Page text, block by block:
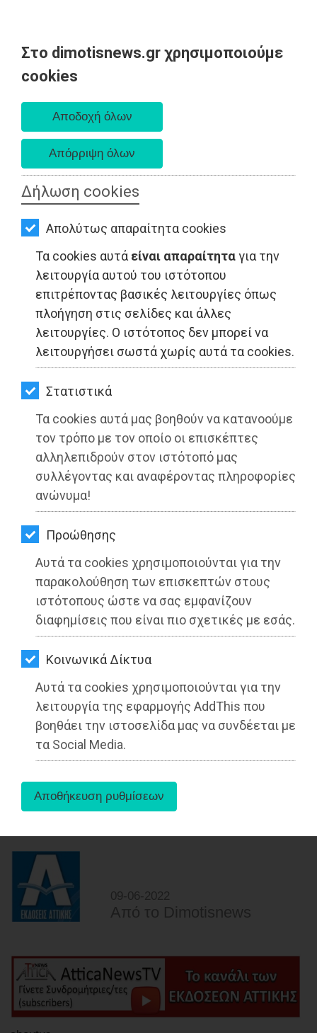
Στο dimotisnews.gr χρησιμοποιούμε
cookies
Δήλωση cookies
Απολύτως απαραίτητα cookies
Τα cookies αυτά είναι απαραίτηταγια την
λειτουργία αυτού του ιστότοπου
επιτρέποντας βασικές λειτουργίες όπως
πλοήγηση στις σελίδες και άλλες
λειτουργίες. Ο ιστότοπος δεν μπορεί να
λειτουργήσει σωστά χωρίς αυτά τα cookies.
Στατιστικά
Τα cookies αυτά μας βοηθούν να κατανοούμε
τον τρόπο με τον οποίο οι επισκέπτες
αλληλεπιδρούν στον ιστότοπό μας
συλλέγοντας και αναφέροντας πληροφορίες
ανώνυμα!
Προώθησης
Αυτά τα cookies χρησιμοποιούνται για την
παρακολούθηση των επισκεπτών στους
ιστότοπους ώστε να σας εμφανίζουν
διαφημίσεις που είναι πιο σχετικές με εσάς.
Kοινωνικά Δίκτυα
Αυτά τα cookies χρησιμοποιούνται για την
λειτουργία της εφαρμογής AddThis που
βοηθάει την ιστοσελίδα μας να συνδέεται με
τα Social Media.
AΡΧΙΚΗ
ΕΙΔΗΣΕΙΣ
ΠΟΛΙΤΙΚΗ
ΤΟΠΙΚΗ
ΑΥΤΟΔΙΟΙΚΗΣΗ
ΟΙΚΟΝΟΜΙΑ
ΑΘΛΗΤΙΣΜΟΣ
ΠΟΛΙΤΙΣΜΟΣ
ΣΠΙΤΙ-
ΚΗΠΟΣ
ΥΓΕΙΑ
LIFESTYLE
ΤΑΞΙΔΙΑ
ΕΞΟΔΟΣ
ΠΕΡΙΒΑΛΛΟΝ
ΚΑΤΟΙΚΙΔΙΟ
ΑΓΓΕΛΙΕΣ
ΕΦΗΜΕΡΙΔΕΣ
OΔΗΓΟΣ
ΑΓΟΡΑΣ
ΨΙΘΥΡΟΙ
ΑΠΟΣΤΟΛΗ
ΑΡΘΡΩΝ
ΤΟΠΙΚΗ ΑΥΤΟΔΙΟΙΚΗΣΗ - Ανατολική Αττική
Δημήτρης Μάρκου: «Η 12ετής
επιτυχής πορεία της Γαλιλαίας
δείχνει τι μπορεί να επιτευχθεί όταν
υπάρχει το όραμα...»
09-06-2022
Από τo Dimotisnews